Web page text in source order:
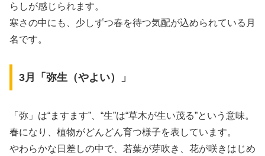
らしが感じられます。
寒さの中にも、少しずつ春を待つ気配が込められている月
名です。
3月「弥生（やよい）」
「弥」は“ますます”、“生”は“草木が生い茂る”という意味。
春になり、植物がどんどん育つ様子を表しています。
やわらかな日差しの中で、若葉が芽吹き、花が咲きはじめ